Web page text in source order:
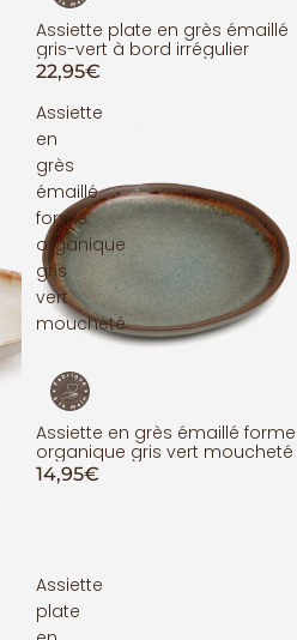
Assiette plate en grès émaillé
gris-vert à bord irrégulier
22,95€
Assiette
en
grès
émaillé
forme
organique
gris
vert
moucheté
Assiette en grès émaillé forme
organique gris vert moucheté
14,95€
Assiette
plate